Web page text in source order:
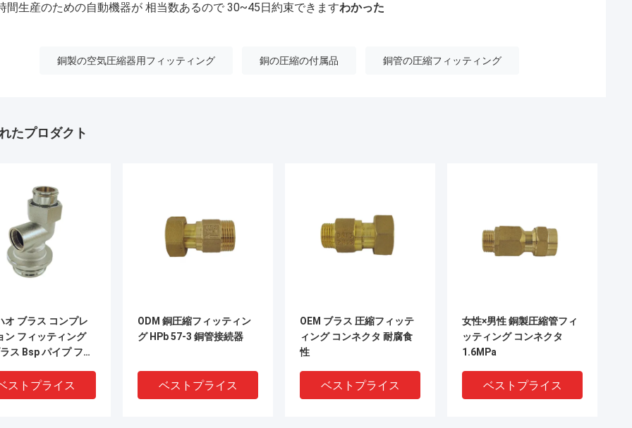
間生産のための自動機器が 相当数あるので 30~45日約束できますわかった
銅製の空気圧縮器用フィッティング 銅の圧縮の付属品 銅管の圧縮フィッティング
たプロダクト
オ ブラス コンプレ
ン フィッティング
ス Bsp パイプ フィ
ストプライス
ODM 銅圧縮フィッティン
グ HPb 57-3 銅管接続器
ベストプライス
OEM ブラス 圧縮フィッテ
ィング コンネクタ 耐腐食
性
ベストプライス
女性×男性 銅製圧縮管フィ
ッティング コンネクタ
1.6MPa
ベストプライス